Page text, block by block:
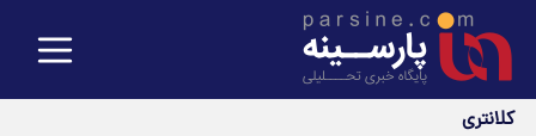
کلانتری